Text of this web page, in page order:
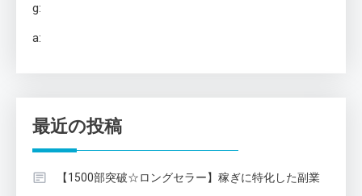
g:
a:
最近の投稿
【1500部突破☆ロングセラー】稼ぎに特化した副業